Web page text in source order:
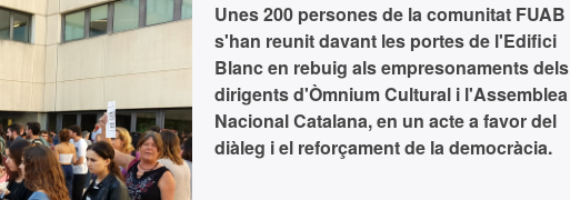
Unes 200 persones de la comunitat FUAB
s'han reunit davant les portes de l'Edifici
Blanc en rebuig als empresonaments dels
dirigents d'Òmnium Cultural i l'Assemblea
Nacional Catalana, en un acte a favor del
diàleg i el reforçament de la democràcia.